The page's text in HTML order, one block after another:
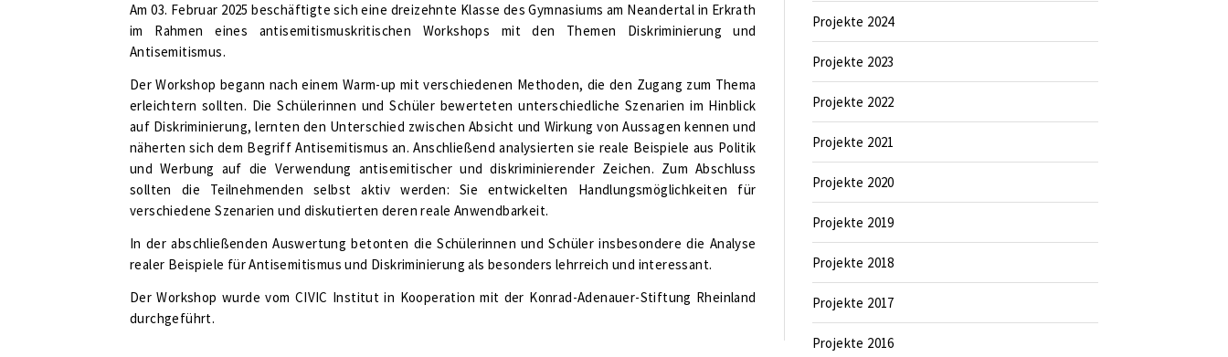
Am 03. Februar 2025 beschäftigte sich eine dreizehnte Klasse des Gymnasiums am Neandertal in Erkrath
im Rahmen eines
antisemitismuskritischen
Workshops mit den Themen Diskriminierung und
Antisemitismus.
Der Workshop begann nach einem Warm-up mit verschiedenen Methoden, die den Zugang zum Thema
erleichtern sollten. Die Schülerinnen und Schüler bewerteten unterschiedliche Szenarien im Hinblick
auf Diskriminierung, lernten den Unterschied zwischen Absicht und Wirkung von Aussagen kennen und
näherten sich dem Begriff Antisemitismus an. Anschließend analysierten sie reale Beispiele aus Politik
und Werbung auf die Verwendung antisemitischer und diskriminierender Zeichen. Zum Abschluss
sollten die Teilnehmenden selbst aktiv werden: Sie entwickelten Handlungsmöglichkeiten für
verschiedene Szenarien und diskutierten deren reale Anwendbarkeit.
In der abschließenden Auswertung betonten die Schülerinnen und Schüler insbesondere die Analyse
realer Beispiele für Antisemitismus und Diskriminierung als besonders lehrreich und interessant.
Der Workshop wurde vom CIVIC Institut in Kooperation mit der Konrad-Adenauer-Stiftung Rheinland
durchgeführt.
Projekte 2024
Projekte 2023
Projekte 2022
Projekte 2021
Projekte 2020
Projekte 2019
Projekte 2018
Projekte 2017
Projekte 2016